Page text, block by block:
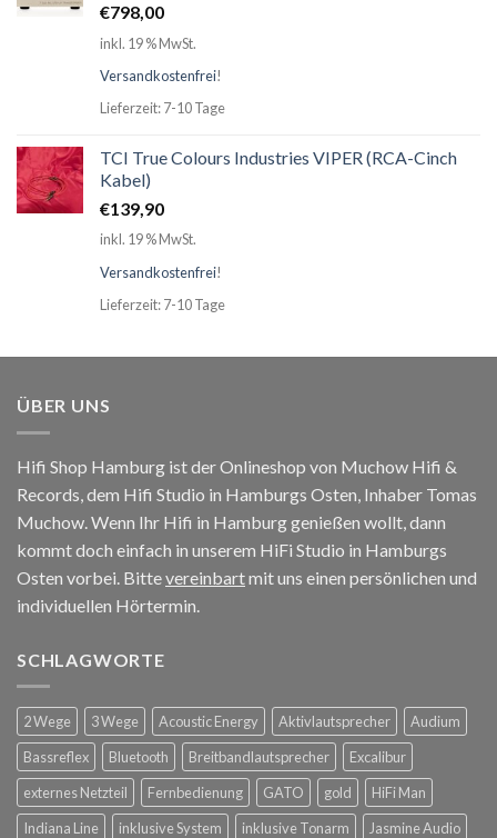
€798,00
inkl. 19 % MwSt.
Versandkostenfrei!
Lieferzeit: 7-10 Tage
TCI True Colours Industries VIPER (RCA-Cinch
Kabel)
€139,90
inkl. 19 % MwSt.
Versandkostenfrei!
Lieferzeit: 7-10 Tage
ÜBER UNS
Hifi Shop Hamburg ist der Onlineshop von Muchow Hifi &
Records, dem Hifi Studio in Hamburgs Osten, Inhaber Tomas
Muchow. Wenn Ihr Hifi in Hamburg genießen wollt, dann
kommt doch einfach in unserem HiFi Studio in Hamburgs
Osten vorbei. Bittevereinbartmit uns einen persönlichen und
individuellen Hörtermin.
SCHLAGWORTE
2 Wege 3 Wege Acoustic Energy Aktivlautsprecher
Audium
Bassreflex
Bluetooth Breitbandlautsprecher
Excalibur
externes Netzteil
Fernbedienung GATO gold
HiFi Man
Indiana Line
inklusive System inklusive Tonarm Jasmine Audio